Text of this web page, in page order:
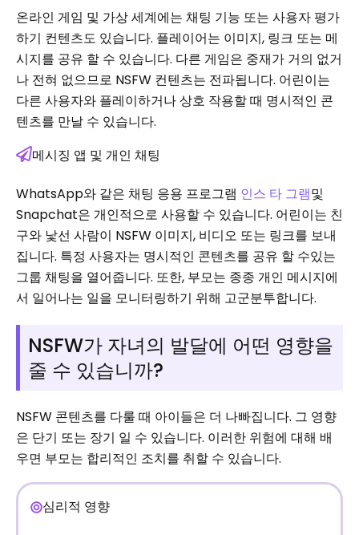
온라인 게임 및 가상 세계에는 채팅 기능 또는 사용자 평가
하기 컨텐츠도 있습니다. 플레이어는 이미지, 링크 또는 메
시지를 공유 할 수 있습니다. 다른 게임은 중재가 거의 없거
나 전혀 없으므로 NSFW 컨텐츠는 전파됩니다. 어린이는
다른 사용자와 플레이하거나 상호 작용할 때 명시적인 콘
텐츠를 만날 수 있습니다.
메시징 앱 및 개인 채팅
WhatsApp와 같은 채팅 응용 프로그램 인스 타 그램및
Snapchat은 개인적으로 사용할 수 있습니다. 어린이는 친
구와 낯선 사람이 NSFW 이미지, 비디오 또는 링크를 보내
집니다. 특정 사용자는 명시적인 콘텐츠를 공유 할 수있는
그룹 채팅을 열어줍니다. 또한, 부모는 종종 개인 메시지에
서 일어나는 일을 모니터링하기 위해 고군분투합니다.
NSFW가 자녀의 발달에 어떤 영향을
줄 수 있습니까?
NSFW 콘텐츠를 다룰 때 아이들은 더 나빠집니다. 그 영향
은 단기 또는 장기 일 수 있습니다. 이러한 위험에 대해 배
우면 부모는 합리적인 조치를 취할 수 있습니다.
심리적 영향